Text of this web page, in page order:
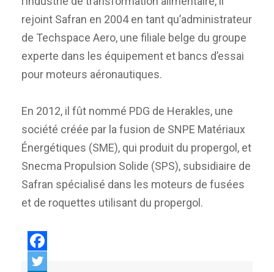
rejoint Safran en 2004 en tant qu’administrateur
de Techspace Aero, une filiale belge du groupe
experte dans les équipement et bancs d’essai
pour moteurs aéronautiques.
En 2012, il fût nommé PDG de Herakles, une
société créée par la fusion de SNPE Matériaux
Énergétiques (SME), qui produit du propergol, et
Snecma Propulsion Solide (SPS), subsidiaire de
Safran spécialisé dans les moteurs de fusées
et de roquettes utilisant du propergol.